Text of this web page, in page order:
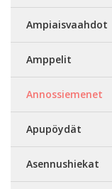
Ampiaisvaahdot
Amppelit
Annossiemenet
Apupöydät
Asennushiekat